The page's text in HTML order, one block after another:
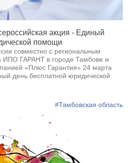
акция - Единый
помощи
совместно с региональным
ИПО ГАРАНТ в городе Тамбове и
«Плюс Гарантия» 24 марта
день бесплатной юридической
#Тамбовская область